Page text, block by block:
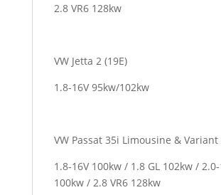
2.8 VR6 128kw
VW Jetta 2 (19E)
1.8-16V 95kw/102kw
VW Passat 35i Limousine & Variant
1.8-16V 100kw / 1.8 GL 102kw / 2.0-
100kw / 2.8 VR6 128kw